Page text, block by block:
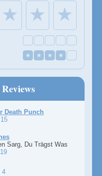
★ ★ ★
★ ★ ★ ★
Death Punch
15
Sarg, Du Trägst Was
19
4